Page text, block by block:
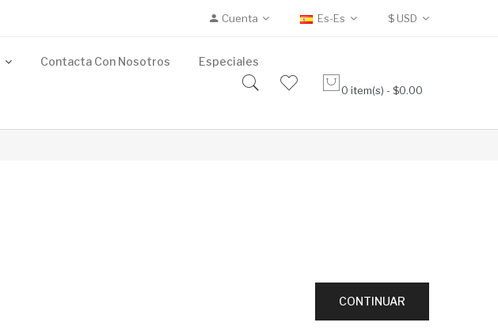
Cuenta Es-Es $ USD
Contacta Con Nosotros Especiales
0 item(s) - $0.00
CONTINUAR